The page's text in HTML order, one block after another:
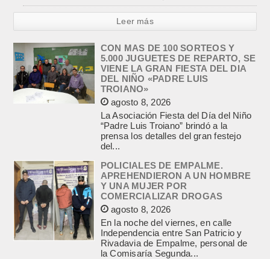
Leer más
CON MAS DE 100 SORTEOS Y
5.000 JUGUETES DE REPARTO, SE
VIENE LA GRAN FIESTA DEL DIA
DEL NIÑO «PADRE LUIS
TROIANO»
agosto 8, 2026
La Asociación Fiesta del Día del Niño
“Padre Luis Troiano” brindó a la
prensa los detalles del gran festejo
del...
POLICIALES DE EMPALME.
APREHENDIERON A UN HOMBRE
Y UNA MUJER POR
COMERCIALIZAR DROGAS
agosto 8, 2026
En la noche del viernes, en calle
Independencia entre San Patricio y
Rivadavia de Empalme, personal de
la Comisaría Segunda...